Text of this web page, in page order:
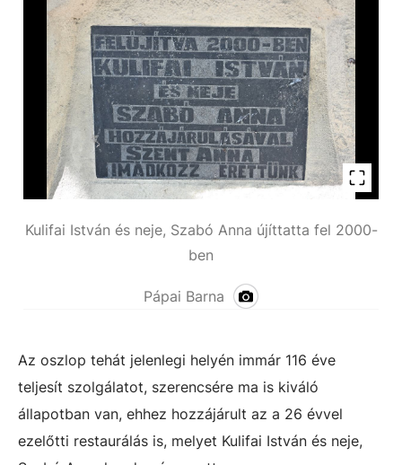
Kulifai István és neje, Szabó Anna újíttatta fel 2000-
ben
Pápai Barna
Az oszlop tehát jelenlegi helyén immár 116 éve
teljesít szolgálatot, szerencsére ma is kiváló
állapotban van, ehhez hozzájárult az a 26 évvel
ezelőtti restaurálás is, melyet Kulifai István és neje,